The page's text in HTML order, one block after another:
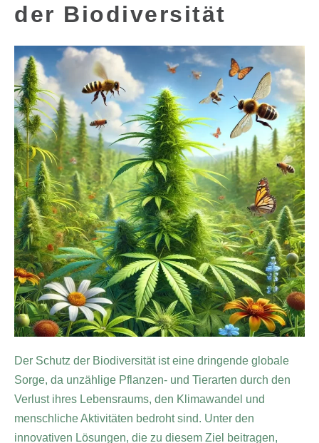
der Biodiversität
Der Schutz der Biodiversität ist eine dringende globale
Sorge, da unzählige Pflanzen- und Tierarten durch den
Verlust ihres Lebensraums, den Klimawandel und
menschliche Aktivitäten bedroht sind. Unter den
innovativen Lösungen, die zu diesem Ziel beitragen,